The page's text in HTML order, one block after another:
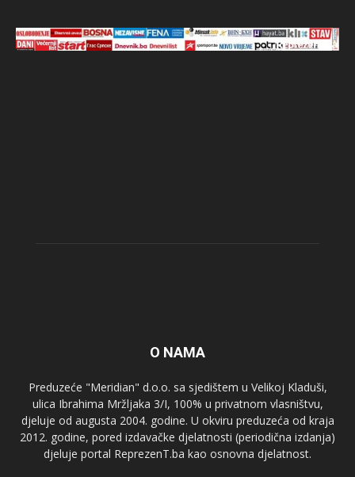
O NAMA
Preduzeće "Meridian" d.o.o. sa sjedištem u Velikoj Kladuši,
ulica Ibrahima Mržljaka 3/I, 100% u privatnom vlasništvu,
djeluje od augusta 2004. godine. U okviru preduzeća od kraja
2012. godine, pored izdavačke djelatnosti (periodična izdanja)
djeluje portal ReprezenT.ba kao osnovna djelatnost.